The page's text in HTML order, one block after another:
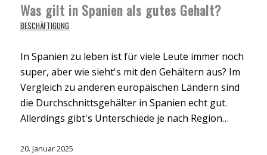
Was gilt in Spanien als gutes Gehalt?
BESCHÄFTIGUNG
In Spanien zu leben ist für viele Leute immer noch
super, aber wie sieht's mit den Gehältern aus? Im
Vergleich zu anderen europäischen Ländern sind
die Durchschnittsgehälter in Spanien echt gut.
Allerdings gibt's Unterschiede je nach Region…
20. Januar 2025